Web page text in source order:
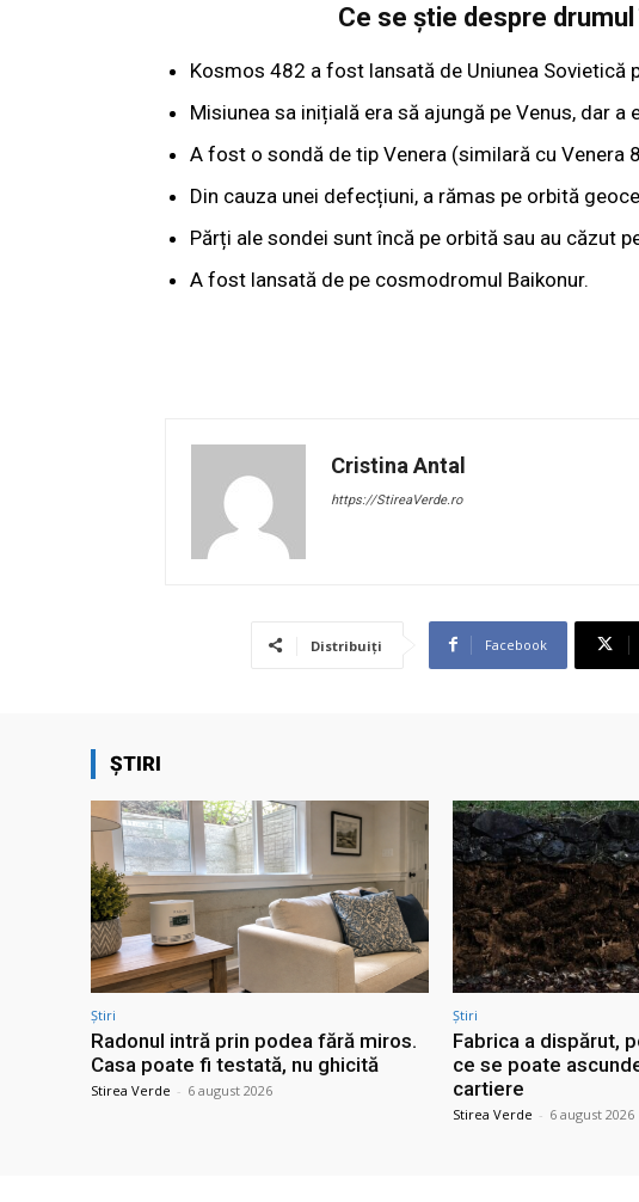
Ce se știe despre
Kosmos 482 a fost lansată de Uniunea Sovietică
Misiunea sa inițială era să ajungă pe Venus, dar a
A fost o sondă de tip Venera (similară cu Venera
Din cauza unei defecțiuni, a rămas pe orbită
Părți ale sondei sunt încă pe orbită sau au căzut
A fost lansată de pe cosmodromul Baikonur.
Cristina Antal
https://StireaVerde.ro
Distribuiți Facebook
ȘTIRI
Știri
Radonul intră prin podea fără miros.
Casa poate fi testată, nu ghicită
Stirea Verde - 6 august 2026
Știri
Fabrica a dispărut,
ce se poate
cartiere
Stirea Verde - 6 august 2026